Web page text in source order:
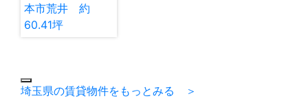
本市荒井 約
60.41坪
埼玉県の賃貸物件をもっとみる ＞